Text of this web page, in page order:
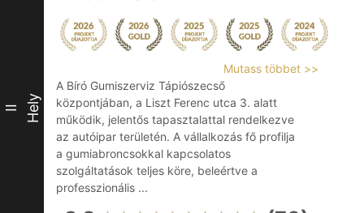
II Hely
Mutass többet >>
A Bíró Gumiszerviz Tápiószecső
központjában, a Liszt Ferenc utca 3. alatt
működik, jelentős tapasztalattal rendelkezve
az autóipar területén. A vállalkozás fő profilja
a gumiabroncsokkal kapcsolatos
szolgáltatások teljes köre, beleértve a
professzionális ...